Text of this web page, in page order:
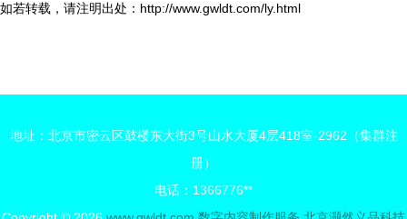
如若转载，请注明出处：http://www.gwldt.com/ly.html
地址：北京市密云区鼓楼东大街3号山水大厦4层418室-2962（集群注
册）
电话：1366776**